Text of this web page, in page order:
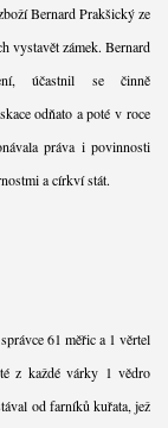
Bernard Prakšický ze
vystavět zámek. Bernard
účastnil se činně
odňato a poté v roce
práva i povinnosti
a církví stát.
61 měřic a 1 věrtel
z každé várky 1 vědro
od farníků kuřata, jež